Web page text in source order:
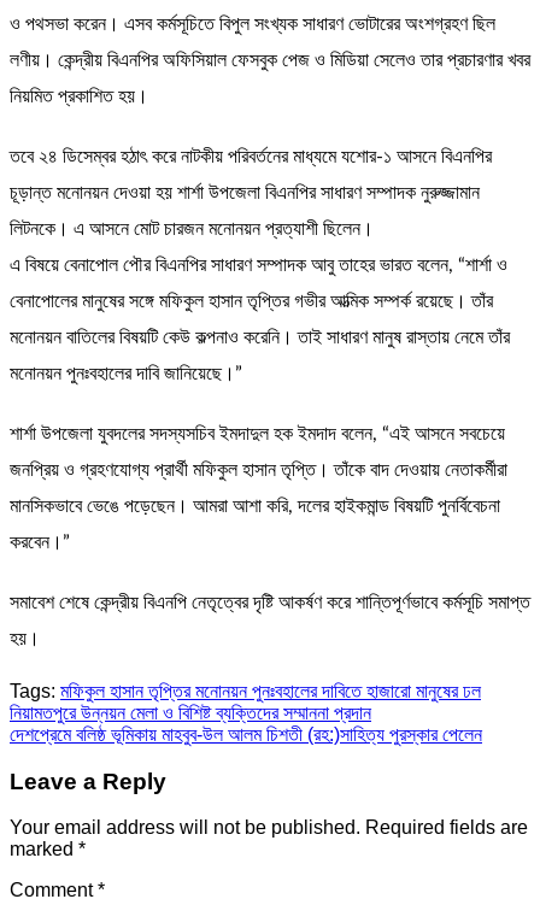
ও পথসভা করেন। এসব কর্মসূচিতে বিপুল সংখ্যক সাধারণ ভোটারের অংশগ্রহণ ছিল
লণীয়। কেন্দ্রীয় বিএনপির অফিসিয়াল ফেসবুক পেজ ও মিডিয়া সেলেও তার প্রচারণার খবর
নিয়মিত প্রকাশিত হয়।
তবে ২৪ ডিসেম্বর হঠাৎ করে নাটকীয় পরিবর্তনের মাধ্যমে যশোর-১ আসনে বিএনপির
চূড়ান্ত মনোনয়ন দেওয়া হয় শার্শা উপজেলা বিএনপির সাধারণ সম্পাদক নুরুজ্জামান
লিটনকে। এ আসনে মোট চারজন মনোনয়ন প্রত্যাশী ছিলেন।
এ বিষয়ে বেনাপোল পৌর বিএনপির সাধারণ সম্পাদক আবু তাহের ভারত বলেন, “শার্শা ও
বেনাপোলের মানুষের সঙ্গে মফিকুল হাসান তৃপ্তির গভীর আত্মিক সম্পর্ক রয়েছে। তাঁর
মনোনয়ন বাতিলের বিষয়টি কেউ কল্পনাও করেনি। তাই সাধারণ মানুষ রাস্তায় নেমে তাঁর
মনোনয়ন পুনঃবহালের দাবি জানিয়েছে।”
শার্শা উপজেলা যুবদলের সদস্যসচিব ইমদাদুল হক ইমদাদ বলেন, “এই আসনে সবচেয়ে
জনপ্রিয় ও গ্রহণযোগ্য প্রার্থী মফিকুল হাসান তৃপ্তি। তাঁকে বাদ দেওয়ায় নেতাকর্মীরা
মানসিকভাবে ভেঙে পড়েছেন। আমরা আশা করি, দলের হাইকমান্ড বিষয়টি পুনর্বিবেচনা
করবেন।”
সমাবেশ শেষে কেন্দ্রীয় বিএনপি নেতৃত্বের দৃষ্টি আকর্ষণ করে শান্তিপূর্ণভাবে কর্মসূচি সমাপ্ত
হয়।
Tags: মফিকুল হাসান তৃপ্তির মনোনয়ন পুনঃবহালের দাবিতে হাজারো মানুষের ঢল
Post
navigation
নিয়ামতপুরে উন্নয়ন মেলা ও বিশিষ্ট ব্যক্তিদের সম্মাননা প্রদান
দেশপ্রেমে বলিষ্ঠ ভূমিকায় মাহবুব-উল আলম চিশতী (রহ:)সাহিত্য পুরস্কার পেলেন
Leave a Reply
Your email address will not be published. Required fields are
marked *
Comment*